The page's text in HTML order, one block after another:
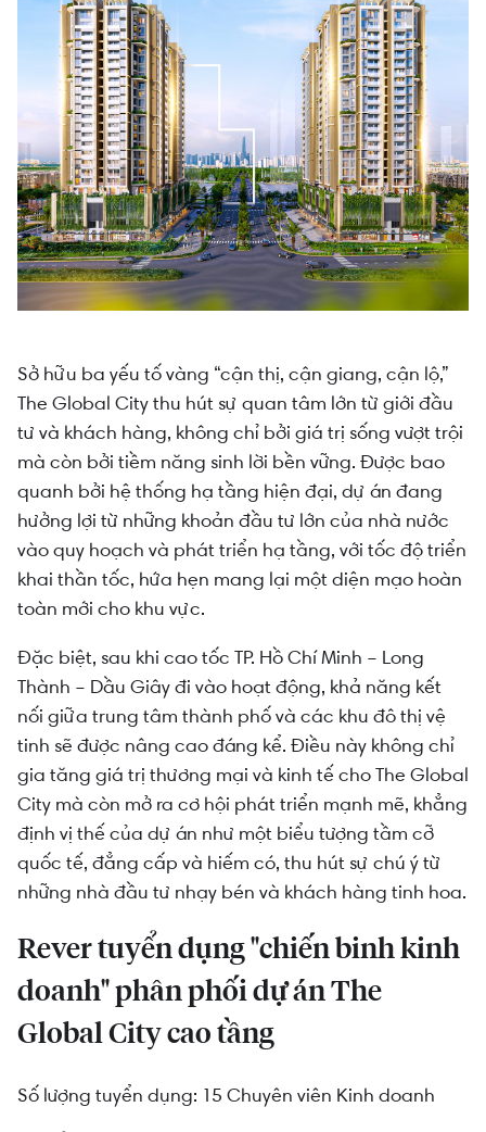
Sở hữu ba yếu tố vàng “cận thị, cận giang, cận lộ,”
The Global City thu hút sự quan tâm lớn từ giới đầu
tư và khách hàng, không chỉ bởi giá trị sống vượt trội
mà còn bởi tiềm năng sinh lời bền vững. Được bao
quanh bởi hệ thống hạ tầng hiện đại, dự án đang
hưởng lợi từ những khoản đầu tư lớn của nhà nước
vào quy hoạch và phát triển hạ tầng, với tốc độ triển
khai thần tốc, hứa hẹn mang lại một diện mạo hoàn
toàn mới cho khu vực.
Đặc biệt, sau khi cao tốc TP. Hồ Chí Minh – Long
Thành – Dầu Giây đi vào hoạt động, khả năng kết
nối giữa trung tâm thành phố và các khu đô thị vệ
tinh sẽ được nâng cao đáng kể. Điều này không chỉ
gia tăng giá trị thương mại và kinh tế cho The Global
City mà còn mở ra cơ hội phát triển mạnh mẽ, khẳng
định vị thế của dự án như một biểu tượng tầm cỡ
quốc tế, đẳng cấp và hiếm có, thu hút sự chú ý từ
những nhà đầu tư nhạy bén và khách hàng tinh hoa.
Rever tuyển dụng "chiến binh kinh
doanh" phân phối dự án The
Global City cao tầng
Số lượng tuyển dụng: 15 Chuyên viên Kinh doanh